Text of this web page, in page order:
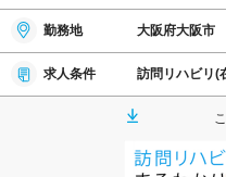
勤務地 大阪府大阪市
求人条件 訪問リハビリ(